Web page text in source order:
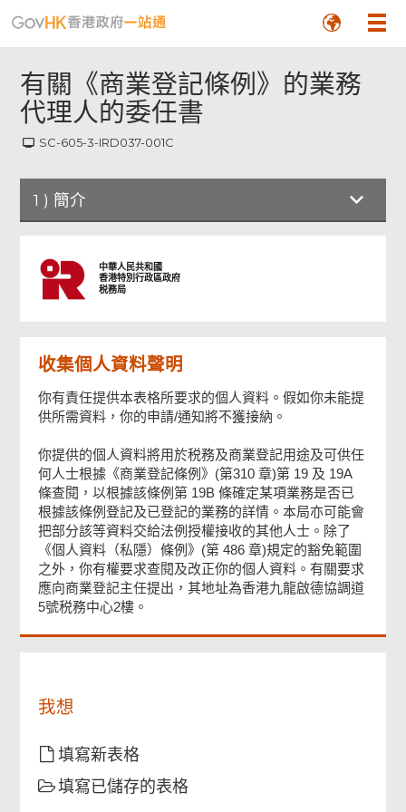
有關《商業登記條例》的業務
代理人的委任書
SC-605-3-IRD037-001C
1 ) 簡介
簽署人, 代理人簽署
確認通知書
中華人民共和國
香港特別行政區政府
税務局
收集個人資料聲明
你有責任提供本表格所要求的個人資料。假如你未能提
供所需資料，你的申請/通知將不獲接納。
你提供的個人資料將用於税務及商業登記用途及可供任
何人士根據《商業登記條例》(第310 章)第 19 及 19A
條查閱，以根據該條例第 19B 條確定某項業務是否已
根據該條例登記及已登記的業務的詳情。本局亦可能會
把部分該等資料交給法例授權接收的其他人士。除了
《個人資料（私隱）條例》(第 486 章)規定的豁免範圍
之外，你有權要求查閱及改正你的個人資料。有關要求
應向商業登記主任提出，其地址為香港九龍啟德協調道
5號税務中心2樓。
我想
填寫新表格
填寫已儲存的表格